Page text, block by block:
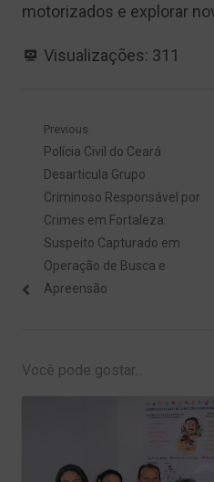
motorizados e explorar
Visualizações: 311
Navegação
de
Post
Previous
Previous
post:
Polícia Civil do Ceará
Desarticula Grupo
Criminoso Responsável por
Crimes em Fortaleza:
Suspeito Capturado em
Operação de Busca e
Apreensão
Você pode gostar...